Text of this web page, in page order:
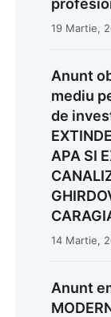
19 Martie,
Anunt
mediu
de
APA SI
14 Martie,
Anunt